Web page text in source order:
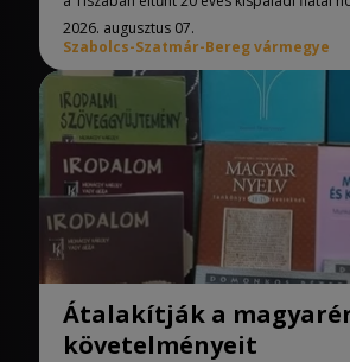
2026. augusztus 07.
Szabolcs-Szatmár-Bereg vármegye
Átalakítják a
követelményeit